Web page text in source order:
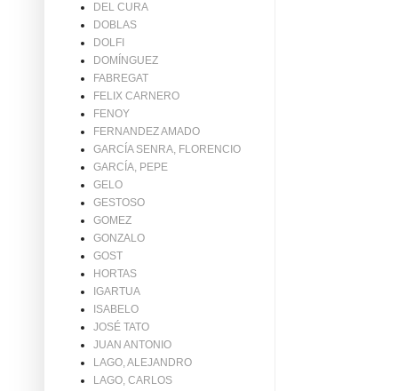
DEL CURA
DOBLAS
DOLFI
DOMÍNGUEZ
FABREGAT
FELIX CARNERO
FENOY
FERNANDEZ AMADO
GARCÍA SENRA, FLORENCIO
GARCÍA, PEPE
GELO
GESTOSO
GOMEZ
GONZALO
GOST
HORTAS
IGARTUA
ISABELO
JOSÉ TATO
JUAN ANTONIO
LAGO, ALEJANDRO
LAGO, CARLOS